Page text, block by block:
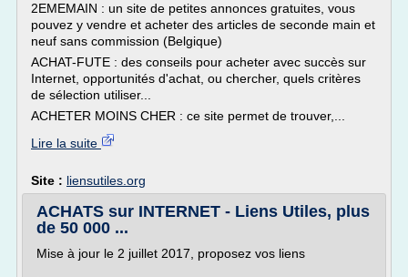
2EMEMAIN : un site de petites annonces gratuites, vous
pouvez y vendre et acheter des articles de seconde main et
neuf sans commission (Belgique)
ACHAT-FUTE : des conseils pour acheter avec succès sur
Internet, opportunités d'achat, ou chercher, quels critères
de sélection utiliser...
ACHETER MOINS CHER : ce site permet de trouver,...
Lire la suite
Site : liensutiles.org
ACHATS sur INTERNET - Liens Utiles, plus
de 50 000 ...
Mise à jour le 2 juillet 2017, proposez vos liens